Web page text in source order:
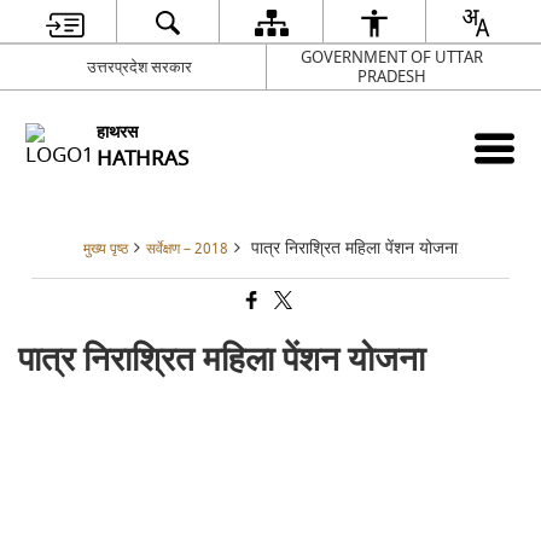
उत्तरप्रदेश सरकार
GOVERNMENT OF UTTAR
PRADESH
हाथरस
HATHRAS
मुख्य पृष्ठ सर्वेक्षण – 2018 पात्र निराश्रित महिला पेंशन योजना
पात्र निराश्रित महिला पेंशन योजना